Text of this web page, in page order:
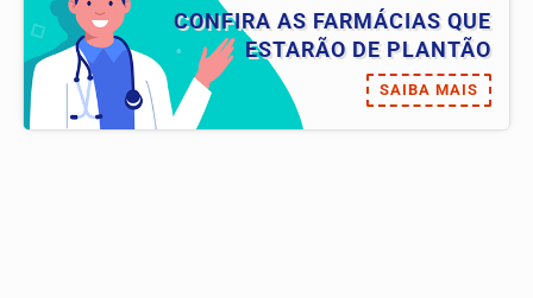
CONFIRA AS FARMÁCIAS QUE
ESTARÃO DE PLANTÃO
SAIBA MAIS